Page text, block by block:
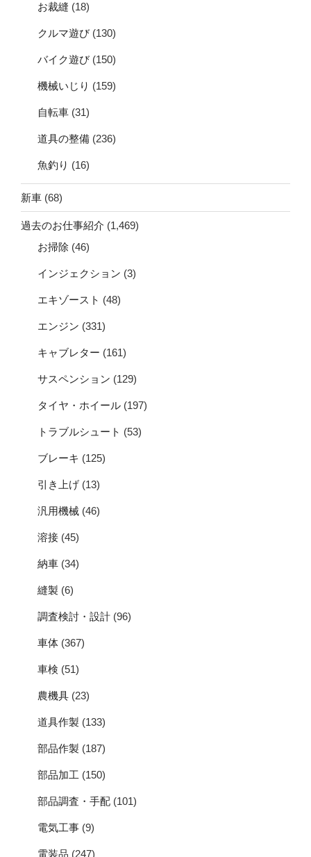
お裁縫 (18)
クルマ遊び (130)
バイク遊び (150)
機械いじり (159)
自転車 (31)
道具の整備 (236)
魚釣り (16)
新車 (68)
過去のお仕事紹介 (1,469)
お掃除 (46)
インジェクション (3)
エキゾースト (48)
エンジン (331)
キャブレター (161)
サスペンション (129)
タイヤ・ホイール (197)
トラブルシュート (53)
ブレーキ (125)
引き上げ (13)
汎用機械 (46)
溶接 (45)
納車 (34)
縫製 (6)
調査検討・設計 (96)
車体 (367)
車検 (51)
農機具 (23)
道具作製 (133)
部品作製 (187)
部品加工 (150)
部品調査・手配 (101)
電気工事 (9)
電装品 (247)